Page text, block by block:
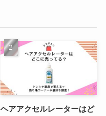
ヘアアクセルレーターはど